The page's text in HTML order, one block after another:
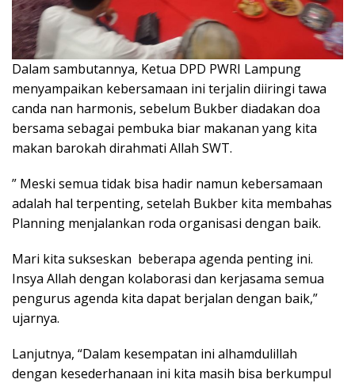
Dalam sambutannya, Ketua DPD PWRI Lampung
menyampaikan kebersamaan ini terjalin diiringi tawa
canda nan harmonis, sebelum Bukber diadakan doa
bersama sebagai pembuka biar makanan yang kita
makan barokah dirahmati Allah SWT.
” Meski semua tidak bisa hadir namun kebersamaan
adalah hal terpenting, setelah Bukber kita membahas
Planning menjalankan roda organisasi dengan baik.
Mari kita sukseskan beberapa agenda penting ini.
Insya Allah dengan kolaborasi dan kerjasama semua
pengurus agenda kita dapat berjalan dengan baik,”
ujarnya.
Lanjutnya, “Dalam kesempatan ini alhamdulillah
dengan kesederhanaan ini kita masih bisa berkumpul